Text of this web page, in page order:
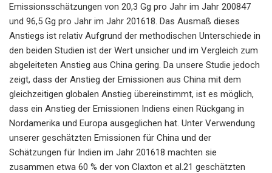
Emissionsschätzungen von 20,3 Gg pro Jahr im Jahr 200847
und 96,5 Gg pro Jahr im Jahr 201618. Das Ausmaß dieses
Anstiegs ist relativ Aufgrund der methodischen Unterschiede in
den beiden Studien ist der Wert unsicher und im Vergleich zum
abgeleiteten Anstieg aus China gering. Da unsere Studie jedoch
zeigt, dass der Anstieg der Emissionen aus China mit dem
gleichzeitigen globalen Anstieg übereinstimmt, ist es möglich,
dass ein Anstieg der Emissionen Indiens einen Rückgang in
Nordamerika und Europa ausgeglichen hat. Unter Verwendung
unserer geschätzten Emissionen für China und der
Schätzungen für Indien im Jahr 201618 machten sie
zusammen etwa 60 % der von Claxton et al.21 geschätzten